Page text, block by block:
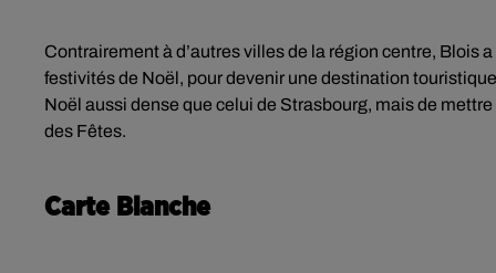
Contrairement à d’autres villes de la région centre, Blois
festivités de Noël, pour devenir une destination
Noël aussi dense que celui de Strasbourg, mais de
des Fêtes.
Carte Blanche